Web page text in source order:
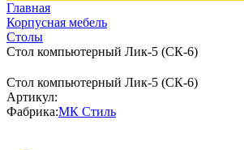
Главная
Корпусная мебель
Столы
Стол компьютерный Лик-5 (СК-6)
Стол компьютерный Лик-5 (СК-6)
Артикул:
Фабрика:МК Стиль